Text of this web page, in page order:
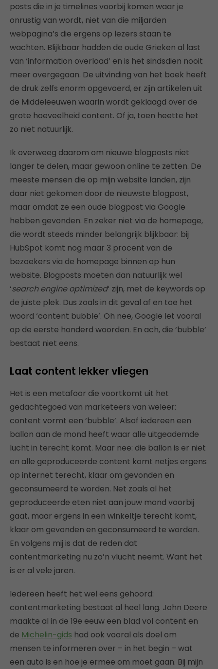
posts die in je timelines voorbij komen waar je
onrustig van wordt, niet van die miljarden
webpagina’s die ergens op lezers staan te
wachten. Blijkbaar hadden de oude Grieken al last
van ‘information overload’ en is het sindsdien nooit
meer overgegaan. De uitvinding van het boek heeft
de druk zelfs enorm opgevoerd, er zijn artikelen uit
de Middeleeuwen waarin wordt geklaagd over de
grote hoeveelheid content. Of ja, toen heette het
zo niet natuurlijk.
Ik overweeg daarom om nieuwe blogposts niet
langer te delen, maar gewoon online te zetten. De
meeste mensen die op mijn website landen, zijn
daar niet gekomen door de nieuwste blogpost,
maar omdat ze een oude blogpost via Google
hebben gevonden. En zeker niet via de homepage,
die wordt steeds minder belangrijk blijkbaar: bij
HubSpot komt nog maar 3 procent van de
bezoekers via de homepage binnen op hun
website. Blogposts moeten dan natuurlijk wel
‘search engine optimized‘ zijn, met de keywords op
de juiste plek. Dus zoals in dit geval af en toe het
woord ‘content bubble’. Oh nee, Google let vooral
op de eerste honderd woorden. En ach, die ‘bubble’
bestaat niet eens.
Laat content lekker vliegen
Het is een metafoor die voortkomt uit het
gedachtegoed van marketeers van weleer:
content vormt een ‘bubble’. Alsof iedereen een
ballon aan de mond heeft waar alle uitgeademde
lucht in terecht komt. Maar nee: die ballon is er niet
en alle geproduceerde content komt netjes ergens
op internet terecht, klaar om gevonden en
geconsumeerd te worden. Net zoals al het
geproduceerde eten niet aan jouw mond voorbij
gaat, maar ergens in een winkeltje terecht komt,
klaar om gevonden en geconsumeerd te worden.
En volgens mij is dat de reden dat
contentmarketing nu zo’n vlucht neemt. Want het
is er al vele jaren.
Iedereen heeft het wel eens gehoord:
contentmarketing bestaat al heel lang. John Deere
maakte al in de 19e eeuw een blad vol content en
de Michelin-gids had ook vooral als doel om
mensen te informeren over – in het begin – wat
een auto is en hoe je ermee om moet gaan. Bij mijn